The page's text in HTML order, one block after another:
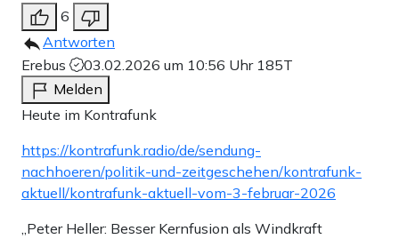
6
Antworten
Erebus
03.02.2026 um 10:56 Uhr 185T
Melden
Heute im Kontrafunk
https://kontrafunk.radio/de/sendung-
nachhoeren/politik-und-zeitgeschehen/kontrafunk-
aktuell/kontrafunk-aktuell-vom-3-februar-2026
„Peter Heller: Besser Kernfusion als Windkraft